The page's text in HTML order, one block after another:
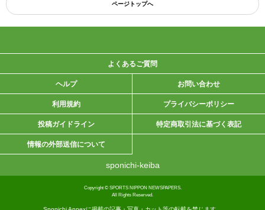
ページトップへ
よくあるご質問
ヘルプ お問い合わせ
利用規約 プライバシーポリシー
投稿ガイドライン 特定商取引法に基づく表記
情報の外部送信について
sponichi-keiba
Copyright © SPORTS NIPPON NEWSPAPERS.
All Rights Reserved.